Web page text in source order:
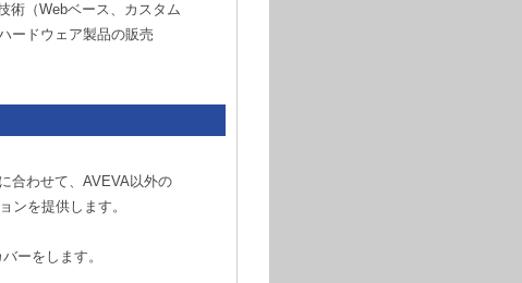
術（Webベース、カスタム
ードウェア製品の販売
合わせて、AVEVA以外の
ンを提供します。
ーをします。